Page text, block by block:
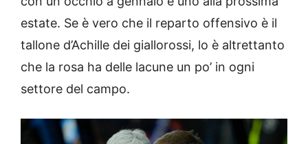
estate. Se è vero che il reparto offensivo è il
tallone d’Achille dei giallorossi, lo è altrettanto
che la rosa ha delle lacune un po’ in ogni
settore del campo.